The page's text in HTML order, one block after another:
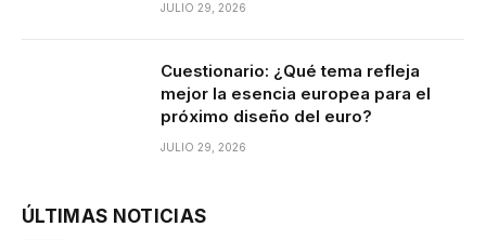
JULIO 29, 2026
Cuestionario: ¿Qué tema refleja
mejor la esencia europea para el
próximo diseño del euro?
JULIO 29, 2026
ÚLTIMAS NOTICIAS